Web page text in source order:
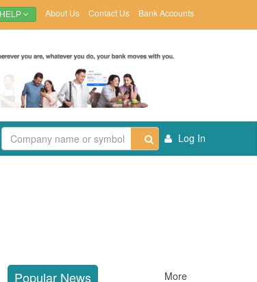
HELP About Us Contact Us Bank Accounts
Log In
Popular News More